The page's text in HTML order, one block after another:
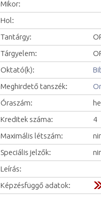
Mikor:
Hol:
Tantárgy:
Tárgyelem:
Oktató(k):
Meghirdető tanszék:
Óraszám:
Kreditek száma:
4
Maximális létszám:
Speciális jelzők:
Leírás:
Képzésfüggő adatok: